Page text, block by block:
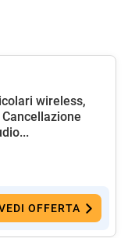
wireless,
OFFERTA